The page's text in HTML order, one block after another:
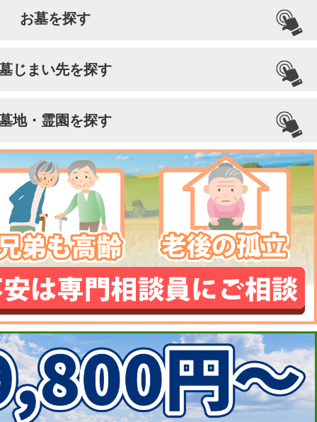
お墓を探す
じまい先を探す
地・霊園を探す